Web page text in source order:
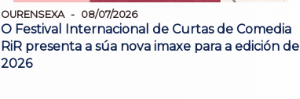
OURENSEXA 08/07/2026
O Festival Internacional de Curtas de Comedia
RiR presenta a súa nova imaxe para a edición de
2026